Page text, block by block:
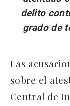
delito
grado de
Las
sobre el
Central de